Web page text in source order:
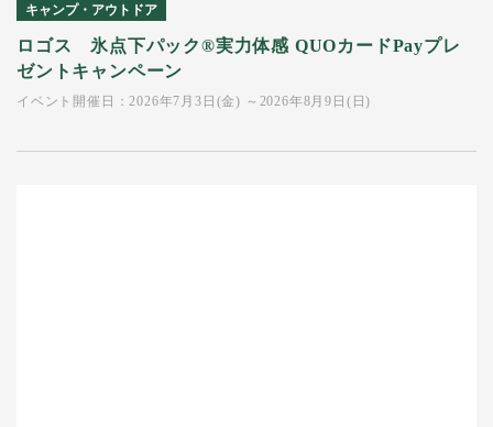
キャンプ・アウトドア
ロゴス 氷点下パック®実力体感 QUOカードPayプレ
ゼントキャンペーン
イベント開催日：2026年7月3日(金) ～2026年8月9日(日)